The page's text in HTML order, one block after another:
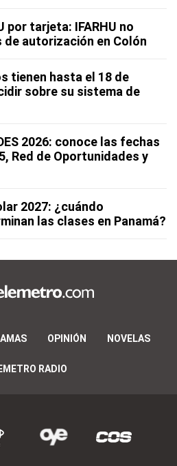
por tarjeta: IFARHU no
autorización en Colón
tienen hasta el 18 de
sobre su sistema de
2026: conoce las fechas
Red de Oportunidades y
2027: ¿cuándo
las clases en Panamá?
OPINIÓN NOVELAS
RADIO